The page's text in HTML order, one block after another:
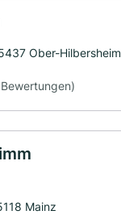
Ober-Hilbersheim
Mainz